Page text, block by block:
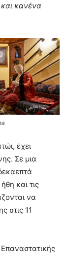
κανένα
έχει
Σε μια
και τις
να
στις 11